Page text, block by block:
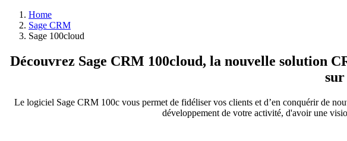
Home
Sage CRM
Sage 100cloud
Découvrez Sage CRM 100cloud, la nouvelle solution
sur
Le logiciel Sage CRM 100c vous permet de fidéliser vos clients et d’en conquérir de
développement de votre activité, d'avoir une